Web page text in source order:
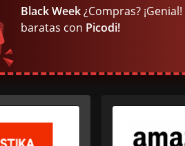
Black Week¿Compras?
baratas con Picodi!